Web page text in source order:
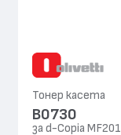
Тонер касета
B0730
за d-Copia MF201